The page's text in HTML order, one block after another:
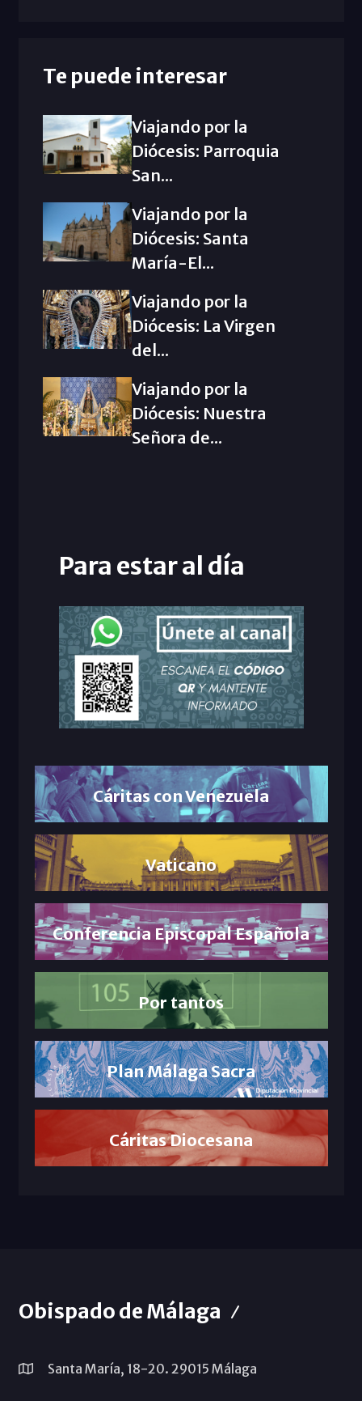
Te puede interesar
Viajando por la
Diócesis: Parroquia
San...
Viajando por la
Diócesis: Santa
María-El...
Viajando por la
Diócesis: La Virgen
del...
Viajando por la
Diócesis: Nuestra
Señora de...
Para estar al día
Cáritas con Venezuela
Vaticano
Conferencia Episcopal Española
Por tantos
Plan Málaga Sacra
Cáritas Diocesana
Obispado de Málaga
Santa María, 18-20. 29015 Málaga